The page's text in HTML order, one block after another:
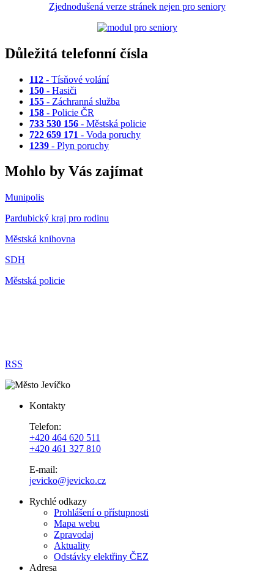
Zjednodušená verze stránek nejen pro seniory
Důležitá telefonní čísla
112 - Tísňové volání
150 - Hasiči
155 - Záchranná služba
158 - Policie ČR
733 530 156 - Městská policie
722 659 171 - Voda poruchy
1239 - Plyn poruchy
Mohlo by Vás zajímat
Munipolis
Pardubický kraj pro rodinu
Městská knihovna
SDH
Městská policie
RSS
Kontakty
Telefon:
+420 464 620 511
+420 461 327 810
E-mail:
jevicko@jevicko.cz
Rychlé odkazy
Prohlášení o přístupnosti
Mapa webu
Zpravodaj
Aktuality
Odstávky elektřiny ČEZ
Adresa